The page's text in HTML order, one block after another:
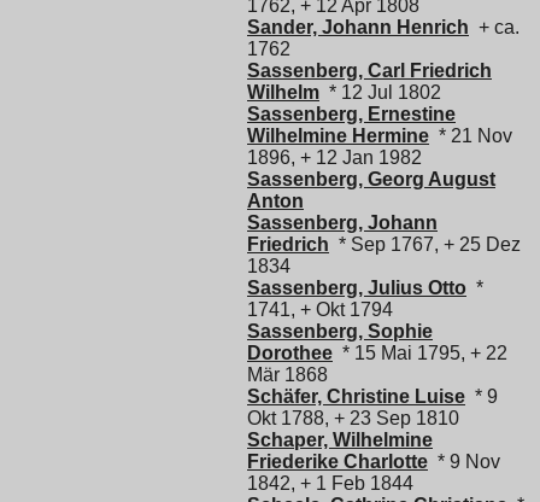
1762, + 12 Apr 1808
Sander, Johann Henrich + ca.
1762
Sassenberg, Carl Friedrich
Wilhelm * 12 Jul 1802
Sassenberg, Ernestine
Wilhelmine Hermine * 21 Nov
1896, + 12 Jan 1982
Sassenberg, Georg August
Anton
Sassenberg, Johann
Friedrich * Sep 1767, + 25 Dez
1834
Sassenberg, Julius Otto *
1741, + Okt 1794
Sassenberg, Sophie
Dorothee * 15 Mai 1795, + 22
Mär 1868
Schäfer, Christine Luise * 9
Okt 1788, + 23 Sep 1810
Schaper, Wilhelmine
Friederike Charlotte * 9 Nov
1842, + 1 Feb 1844